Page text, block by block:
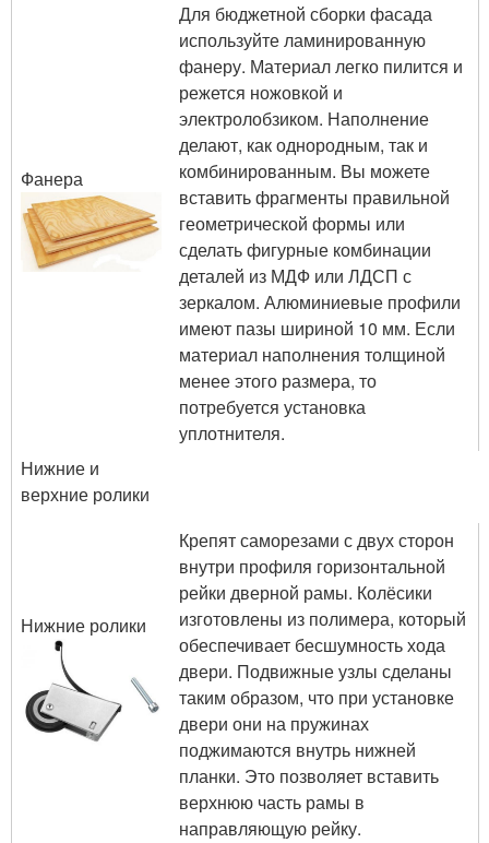
Фанера
Для бюджетной сборки фасада
используйте ламинированную
фанеру. Материал легко пилится и
режется ножовкой и
электролобзиком. Наполнение
делают, как однородным, так и
комбинированным. Вы можете
вставить фрагменты правильной
геометрической формы или
сделать фигурные комбинации
деталей из МДФ или ЛДСП с
зеркалом. Алюминиевые профили
имеют пазы шириной 10 мм. Если
материал наполнения толщиной
менее этого размера, то
потребуется установка
уплотнителя.
Нижние и
верхние ролики
Нижние ролики
Крепят саморезами с двух сторон
внутри профиля горизонтальной
рейки дверной рамы. Колёсики
изготовлены из полимера, который
обеспечивает бесшумность хода
двери. Подвижные узлы сделаны
таким образом, что при установке
двери они на пружинах
поджимаются внутрь нижней
планки. Это позволяет вставить
верхнюю часть рамы в
направляющую рейку.